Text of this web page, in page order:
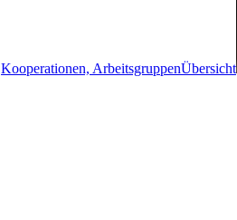
Kooperationen, ArbeitsgruppenÜbersicht